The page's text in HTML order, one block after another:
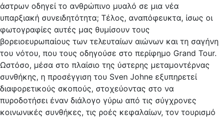
άστρων οδηγεί το ανθρώπινο μυαλό σε μια νέα
υπαρξιακή συνειδητότητα; Τέλος, αναπόφευκτα, ίσως οι
φωτογραφίες αυτές μας θυμίσουν τους
βορειοευρωπαίους των τελευταίων αιώνων και τη σαγήνη
του νότου, που τους οδηγούσε στο περίφημο Grand Tour.
Ωστόσο, μέσα στο πλαίσιο της ύστερης μεταμοντέρνας
συνθήκης, η προσέγγιση του Sven Johne εξυπηρετεί
διαφορετικούς σκοπούς, στοχεύοντας στο να
πυροδοτήσει έναν διάλογο γύρω από τις σύγχρονες
κοινωνικές συνθήκες, τις ροές κεφαλαίων, τον τουρισμό